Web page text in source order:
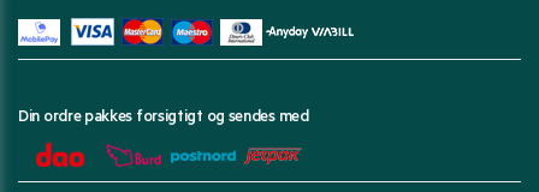
Din ordre pakkes forsigtigt og sendes med